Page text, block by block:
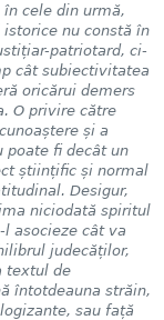
cele din urmă,
nu constă în
patriotard, ci-
cât subiectivitatea
oricărui demers
O privire către
și a
poate fi decât un
științific și normal
Desigur,
niciodată spiritul
asocieze cât va
judecăților,
textul de
întotdeauna străin,
sau față